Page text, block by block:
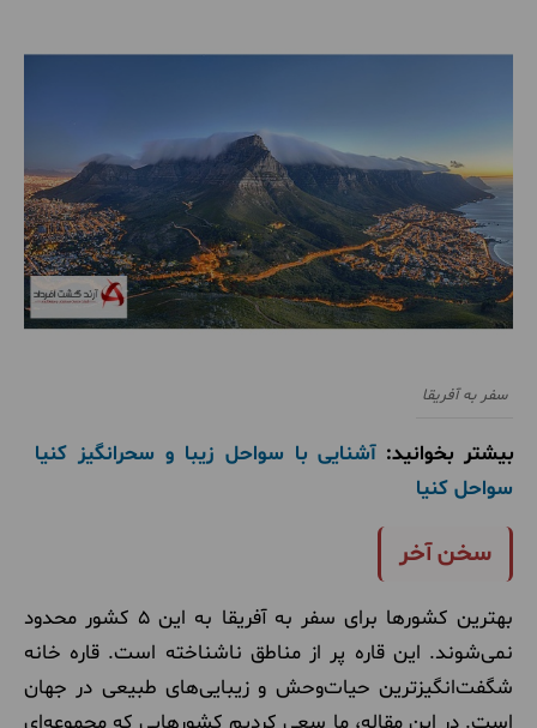
سفر به آفریقا
بیشتر بخوانید:آشنایی با سواحل زیبا و سحرانگیز کنیا ‌
سواحل کنیا
سخن آخر
بهترین کشورها برای سفر به آفریقا به این 5 کشور محدود
نمی‌شوند. این قاره پر از مناطق ناشناخته است. قاره خانه
شگفت‌انگیزترین حیات‌وحش و زیبایی‌های طبیعی در جهان